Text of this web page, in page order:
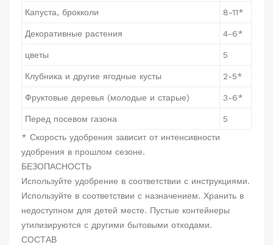
Капуста, брокколи 8-11*
Декоративные растения 4-6*
цветы 5
Клубника и другие ягодные кусты 2-5*
Фруктовые деревья (молодые и старые) 3-6*
Перед посевом газона
5
* Скорость удобрения зависит от интенсивности
удобрения в прошлом сезоне.
БЕЗОПАСНОСТЬ
Используйте удобрение в соответствии с инструкциями.
Используйте в соответствии с назначением. Хранить в
недоступном для детей месте. Пустые контейнеры
утилизируются с другими бытовыми отходами.
СОСТАВ